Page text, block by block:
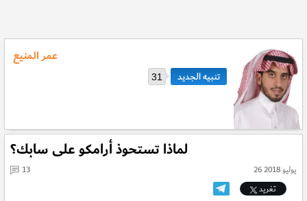
عمر المنيع
31
لماذا تستحوذ أرامكو على سابك؟
26 يوليو 2018
13
تغريد